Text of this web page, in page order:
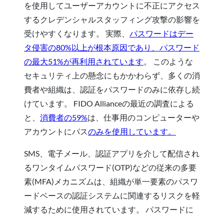
を使用してユーザーアカウントに不正にアクセス
するクレデンシャルスタッフィング攻撃の影響を
受けやすくなります。 実際、 パスワードはデー
タ侵害の80%以上が根本原因であり、パスワード
の最大51%が再利用されています。 このような
セキュリティ上の懸念にもかかわらず、多くの消
費者や組織は、認証をパスワードのみに依存し続
けています。 FIDO Allianceの最近の調査による
と、 消費者の59%は、仕事用のコンピューターや
アカウントにパスのみを使用しています。
SMS、電子メール、認証アプリを介して配信され
るワンタイムパスワード(OTP)などの従来の多要
素(MFA)メカニズムは、組織が単一要素のパスワ
ードベースの認証システムに関連するリスクを軽
減するために使用されています。 パスワードに